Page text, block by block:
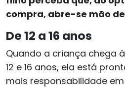
compra, abre-se mão
De 12 a 16 anos
Quando a criança chega
12 e 16 anos, ela está
mais responsabilidade